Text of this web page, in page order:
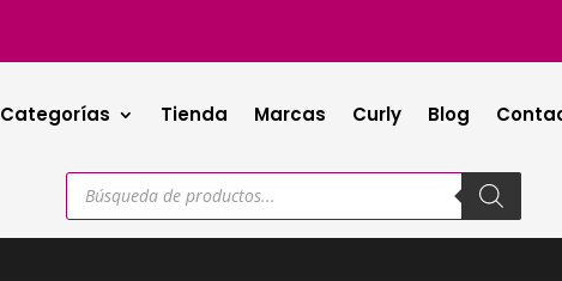
Categorías Tienda Marcas Curly Blog
Búsqueda
productos